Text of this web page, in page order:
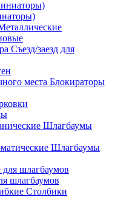
Съезд/заезд для
Блокираторы
Шлагбаумы
Шлагбаумы
шлагбаумов
Столбики